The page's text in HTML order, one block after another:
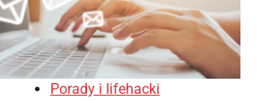
Porady i lifehacki